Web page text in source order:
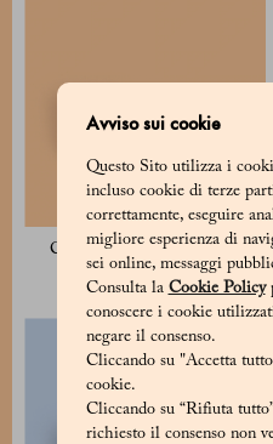
Avviso sui cookie
Questo Sito utilizza i
incluso cookie di terze
correttamente, eseguire
migliore esperienza di
sei online, messaggi
Consulta la Cookie Policy
conoscere i cookie
negare il consenso.
Cliccando su "Accetta
cookie.
Cliccando su “Rifiuta
richiesto il consenso non
Confetti Avola Bianco 125g
15 €